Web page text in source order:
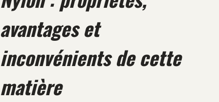
avantages et
inconvénients de cette
matière